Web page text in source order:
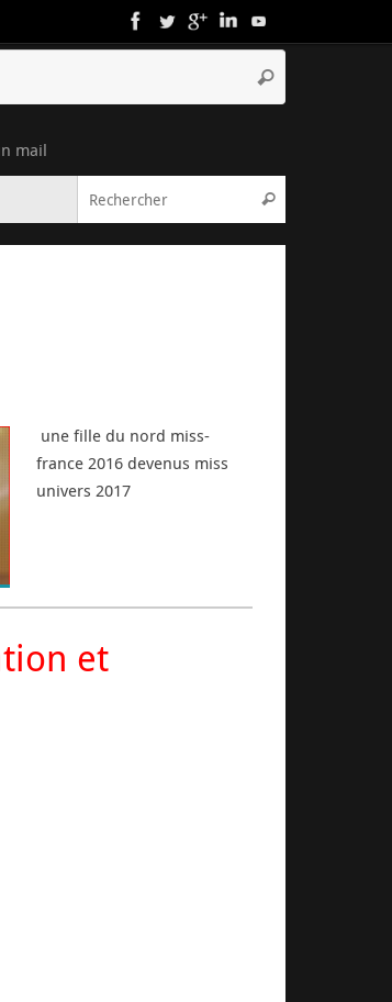
mail
une fille du nord miss-
france 2016 devenus miss
univers 2017
et